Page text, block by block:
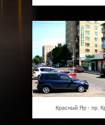
Красный Яр - пр.